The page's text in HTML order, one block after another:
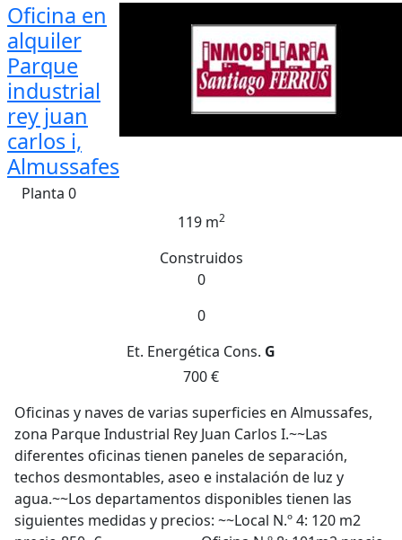
Oficina en
alquiler
Parque
industrial
rey juan
carlos i,
Almussafes
Planta 0
119 m2
Construidos
0
0
Et. Energética Cons. G
700 €
Oficinas y naves de varias superficies en Almussafes,
zona Parque Industrial Rey Juan Carlos I.~~Las
diferentes oficinas tienen paneles de separación,
techos desmontables, aseo e instalación de luz y
agua.~~Los departamentos disponibles tienen las
siguientes medidas y precios: ~~Local N.º 4: 120 m2